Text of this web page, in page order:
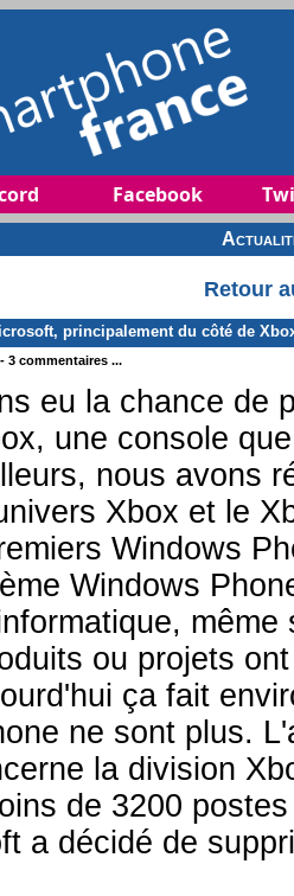
Facebook
Retour
principalement du côté de
3 commentaires ...
eu la chance de
une console
nous avons
Xbox et le
Windows
Windows
même
ou projets
ça fait
ne sont plus.
la division
de 3200
a décidé de